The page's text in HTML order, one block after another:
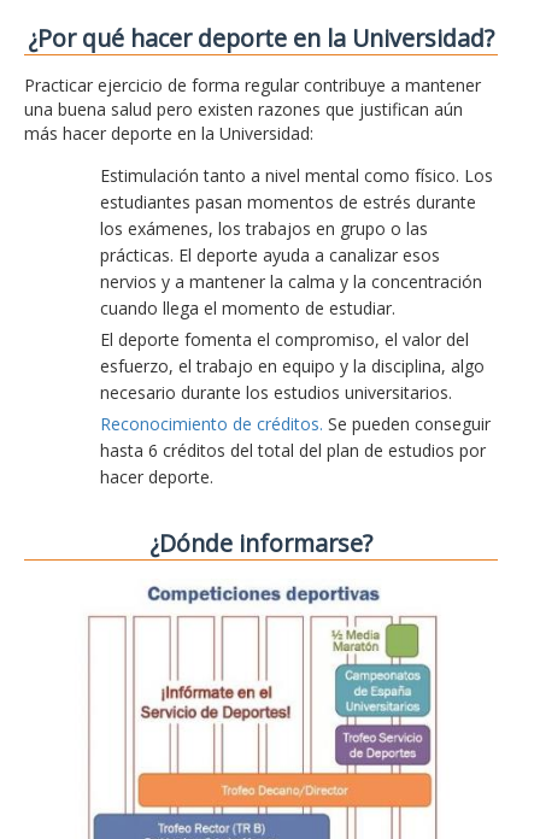
¿Por qué hacer deporte en la Universidad?
Practicar ejercicio de forma regular contribuye a mantener
una buena salud pero existen razones que justifican aún
más hacer deporte en la Universidad:
Estimulación tanto a nivel mental como físico. Los
estudiantes pasan momentos de estrés durante
los exámenes, los trabajos en grupo o las
prácticas. El deporte ayuda a canalizar esos
nervios y a mantener la calma y la concentración
cuando llega el momento de estudiar.
El deporte fomenta el compromiso, el valor del
esfuerzo, el trabajo en equipo y la disciplina, algo
necesario durante los estudios universitarios.
Reconocimiento de créditos. Se pueden conseguir
hasta 6 créditos del total del plan de estudios por
hacer deporte.
¿Dónde informarse?